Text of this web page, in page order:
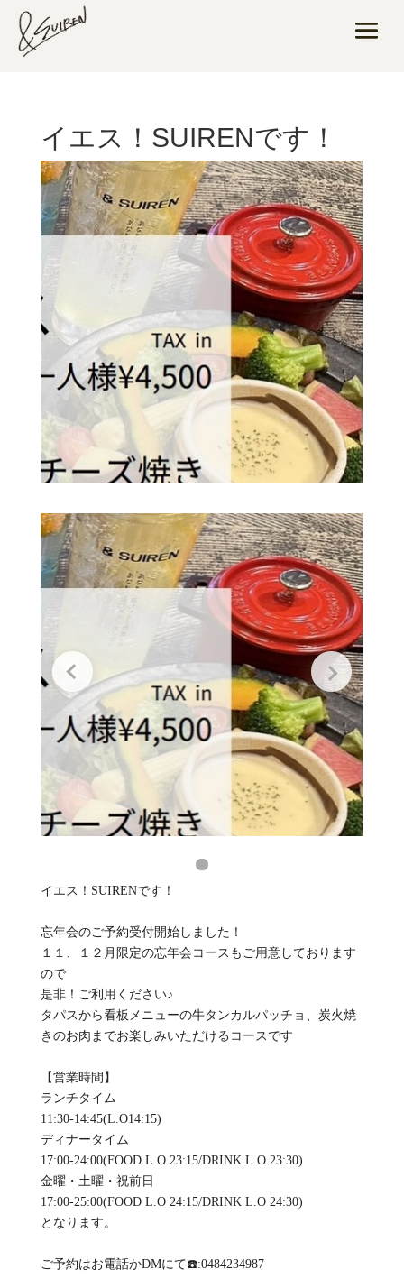
イエス！SUIRENです！
イエス！SUIRENです！
忘年会のご予約受付開始しました！
１１、１２月限定の忘年会コースもご用意しております
ので
是非！ご利用ください♪
タパスから看板メニューの牛タンカルパッチョ、炭火焼
きのお肉までお楽しみいただけるコースです
【営業時間】
ランチタイム
11:30-14:45(L.O14:15)
ディナータイム
17:00-24:00(FOOD L.O 23:15/DRINK L.O 23:30)
金曜・土曜・祝前日
17:00-25:00(FOOD L.O 24:15/DRINK L.O 24:30)
となります。
ご予約はお電話かDMにて☎️:0484234987